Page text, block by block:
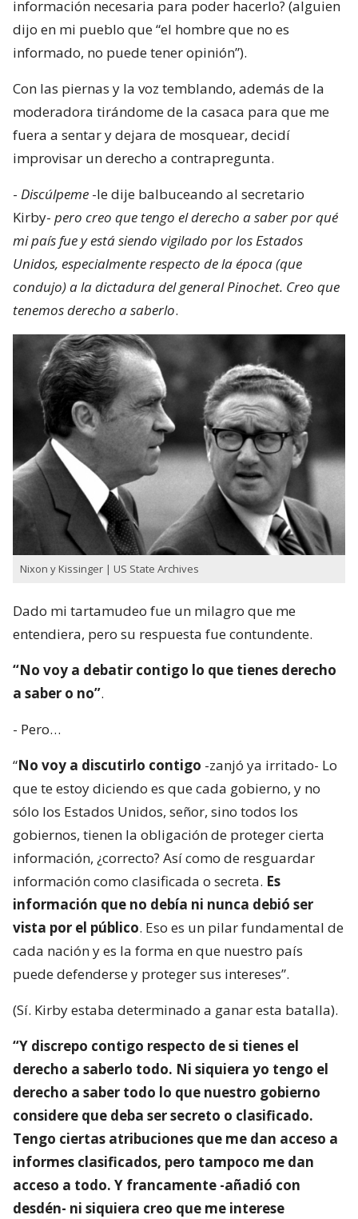
información necesaria para poder hacerlo? (alguien
dijo en mi pueblo que “el hombre que no es
informado, no puede tener opinión”).
Con las piernas y la voz temblando, además de la
moderadora tirándome de la casaca para que me
fuera a sentar y dejara de mosquear, decidí
improvisar un derecho a contrapregunta.
- Discúlpeme -le dije balbuceando al secretario
Kirby- pero creo que tengo el derecho a saber por qué
mi país fue y está siendo vigilado por los Estados
Unidos, especialmente respecto de la época (que
condujo) a la dictadura del general Pinochet. Creo que
tenemos derecho a saberlo.
Nixon y Kissinger | US State Archives
Dado mi tartamudeo fue un milagro que me
entendiera, pero su respuesta fue contundente.
“No voy a debatir contigo lo que tienes derecho
a saber o no”.
- Pero…
“No voy a discutirlo contigo -zanjó ya irritado- Lo
que te estoy diciendo es que cada gobierno, y no
sólo los Estados Unidos, señor, sino todos los
gobiernos, tienen la obligación de proteger cierta
información, ¿correcto? Así como de resguardar
información como clasificada o secreta. Es
información que no debía ni nunca debió ser
vista por el público. Eso es un pilar fundamental de
cada nación y es la forma en que nuestro país
puede defenderse y proteger sus intereses”.
(Sí. Kirby estaba determinado a ganar esta batalla).
“Y discrepo contigo respecto de si tienes el
derecho a saberlo todo. Ni siquiera yo tengo el
derecho a saber todo lo que nuestro gobierno
considere que deba ser secreto o clasificado.
Tengo ciertas atribuciones que me dan acceso a
informes clasificados, pero tampoco me dan
acceso a todo. Y francamente -añadió con
desdén- ni siquiera creo que me interese